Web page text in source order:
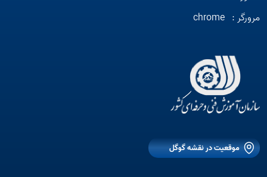
مرورگر : chrome
موقعیت در نقشه گوگل